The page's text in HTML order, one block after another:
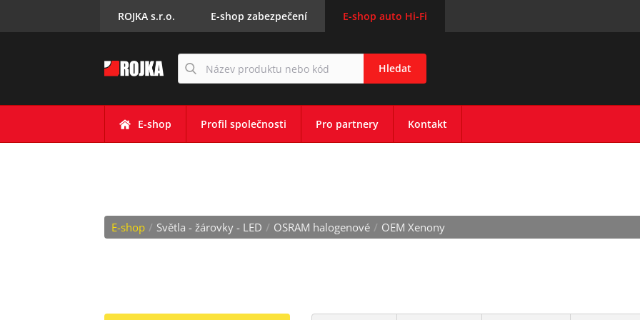
ROJKA s.r.o. E-shop zabezpečení E-shop auto Hi-Fi
Hledat
E-shop Profil společnosti Pro partnery Kontakt
E-shop / Světla - žárovky - LED / OSRAM halogenové / OEM Xenony